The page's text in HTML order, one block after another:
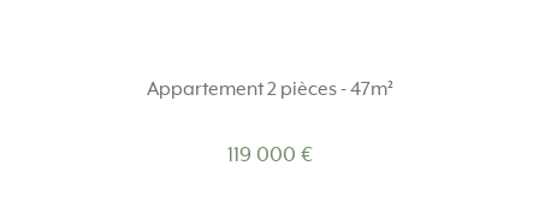
Appartement 2 pièces - 47m²
119 000 €